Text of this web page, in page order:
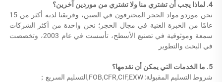
4. لماذا يجب أن تشتري منا ولا تشتري من موردين آخرين؟
في البحث والتطوير
5. ما الخدمات التي يمكن أن نقدمها؟
شروط التسليم المقبولة: FOB,CFR,CIF,EXW,التسليم السريع；